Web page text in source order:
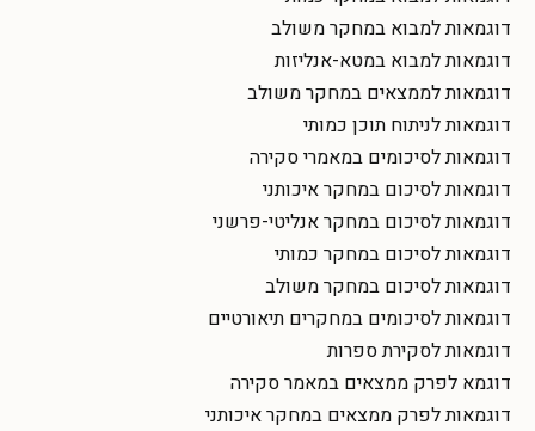
דוגמאות למבוא במחקר משולב
דוגמאות למבוא במטא-אנליזות
דוגמאות לממצאים במחקר משולב
דוגמאות לניתוח תוכן כמותי
דוגמאות לסיכומים במאמרי סקירה
דוגמאות לסיכום במחקר איכותני
דוגמאות לסיכום במחקר אנליטי-פרשני
דוגמאות לסיכום במחקר כמותי
דוגמאות לסיכום במחקר משולב
דוגמאות לסיכומים במחקרים תיאורטיים
דוגמאות לסקירת ספרות
דוגמא לפרק ממצאים במאמר סקירה
דוגמאות לפרק ממצאים במחקר איכותני